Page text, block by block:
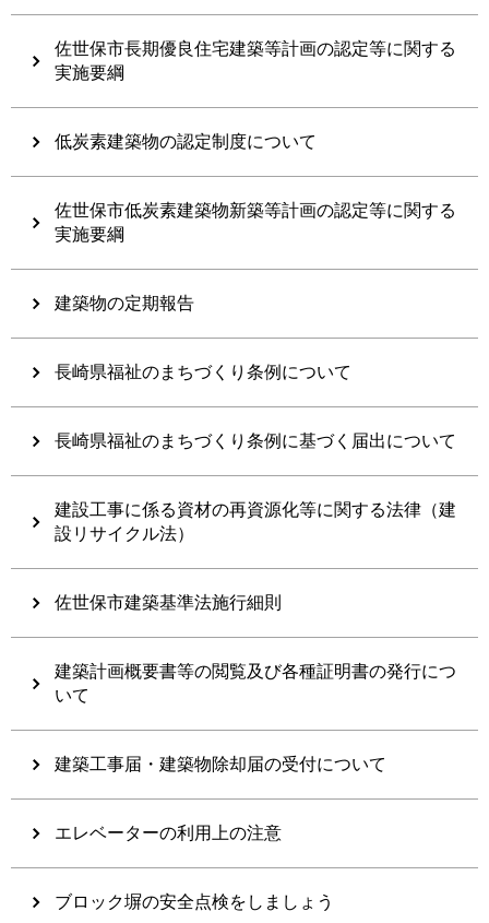
佐世保市長期優良住宅建築等計画の認定等に関する
実施要綱
低炭素建築物の認定制度について
佐世保市低炭素建築物新築等計画の認定等に関する
実施要綱
建築物の定期報告
長崎県福祉のまちづくり条例について
長崎県福祉のまちづくり条例に基づく届出について
建設工事に係る資材の再資源化等に関する法律（建
設リサイクル法）
佐世保市建築基準法施行細則
建築計画概要書等の閲覧及び各種証明書の発行につ
いて
建築工事届・建築物除却届の受付について
エレベーターの利用上の注意
ブロック塀の安全点検をしましょう